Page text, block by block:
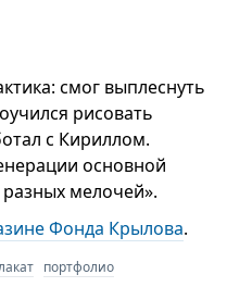
смог выплеснуть
рисовать
с Кириллом.
основной
мелочей».
Фонда Крылова.
портфолио